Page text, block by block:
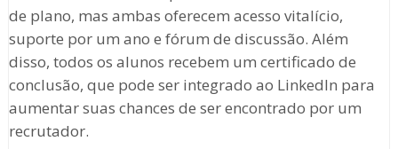
de plano, mas ambas oferecem acesso vitalício,
suporte por um ano e fórum de discussão. Além
disso, todos os alunos recebem um certificado de
conclusão, que pode ser integrado ao LinkedIn para
aumentar suas chances de ser encontrado por um
recrutador.